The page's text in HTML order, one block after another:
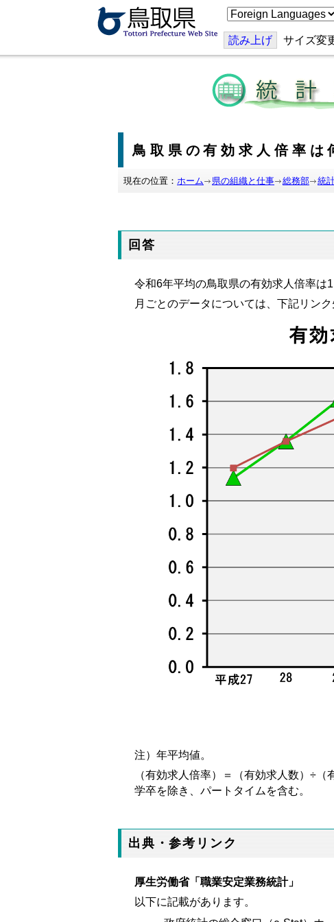
こ
の
ジ
を
訳
す
る
読み上げ サイズ変
鳥取県の有効求人倍率は
現在の位置： ホーム 県の組織と仕事 総務部 統
回答
令和6年平均の鳥取県の有効求人倍率は
月ごとのデータについては、下記リン
注）年平均値。
（有効求人倍率）＝（有効求人数）÷（
学卒を除き、パートタイムを含む。
出典・参考リンク
厚生労働省「職業安定業務統計」
以下に記載があります。